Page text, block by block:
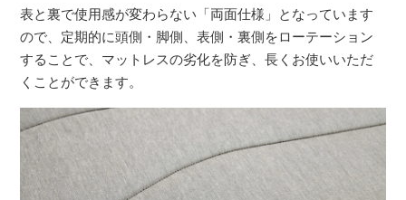
表と裏で使用感が変わらない「両面仕様」となっています
ので、定期的に頭側・脚側、表側・裏側をローテーション
することで、マットレスの劣化を防ぎ、長くお使いいただ
くことができます。